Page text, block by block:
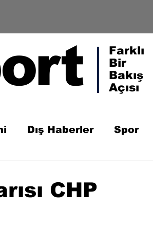
Farklı
Bir
Bakış
Açısı
Dış Haberler Spor
CHP